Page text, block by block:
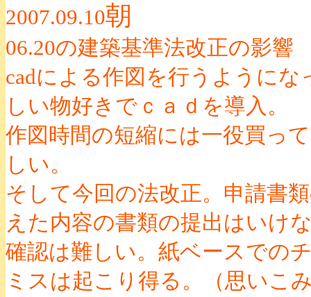
2007.09.10朝
06.20の建築基準法改正の影響
cadによる作図を行うように
しい物好きでｃａｄを導入。
作図時間の短縮には一役買っ
しい。
そして今回の法改正。申請書
えた内容の書類の提出はいけ
確認は難しい。紙ベースでの
ミスは起こり得る。（思いこ